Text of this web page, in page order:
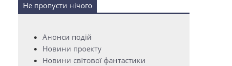
Не пропусти нічого
Анонси подій
Новини проекту
Новини світової фантастики